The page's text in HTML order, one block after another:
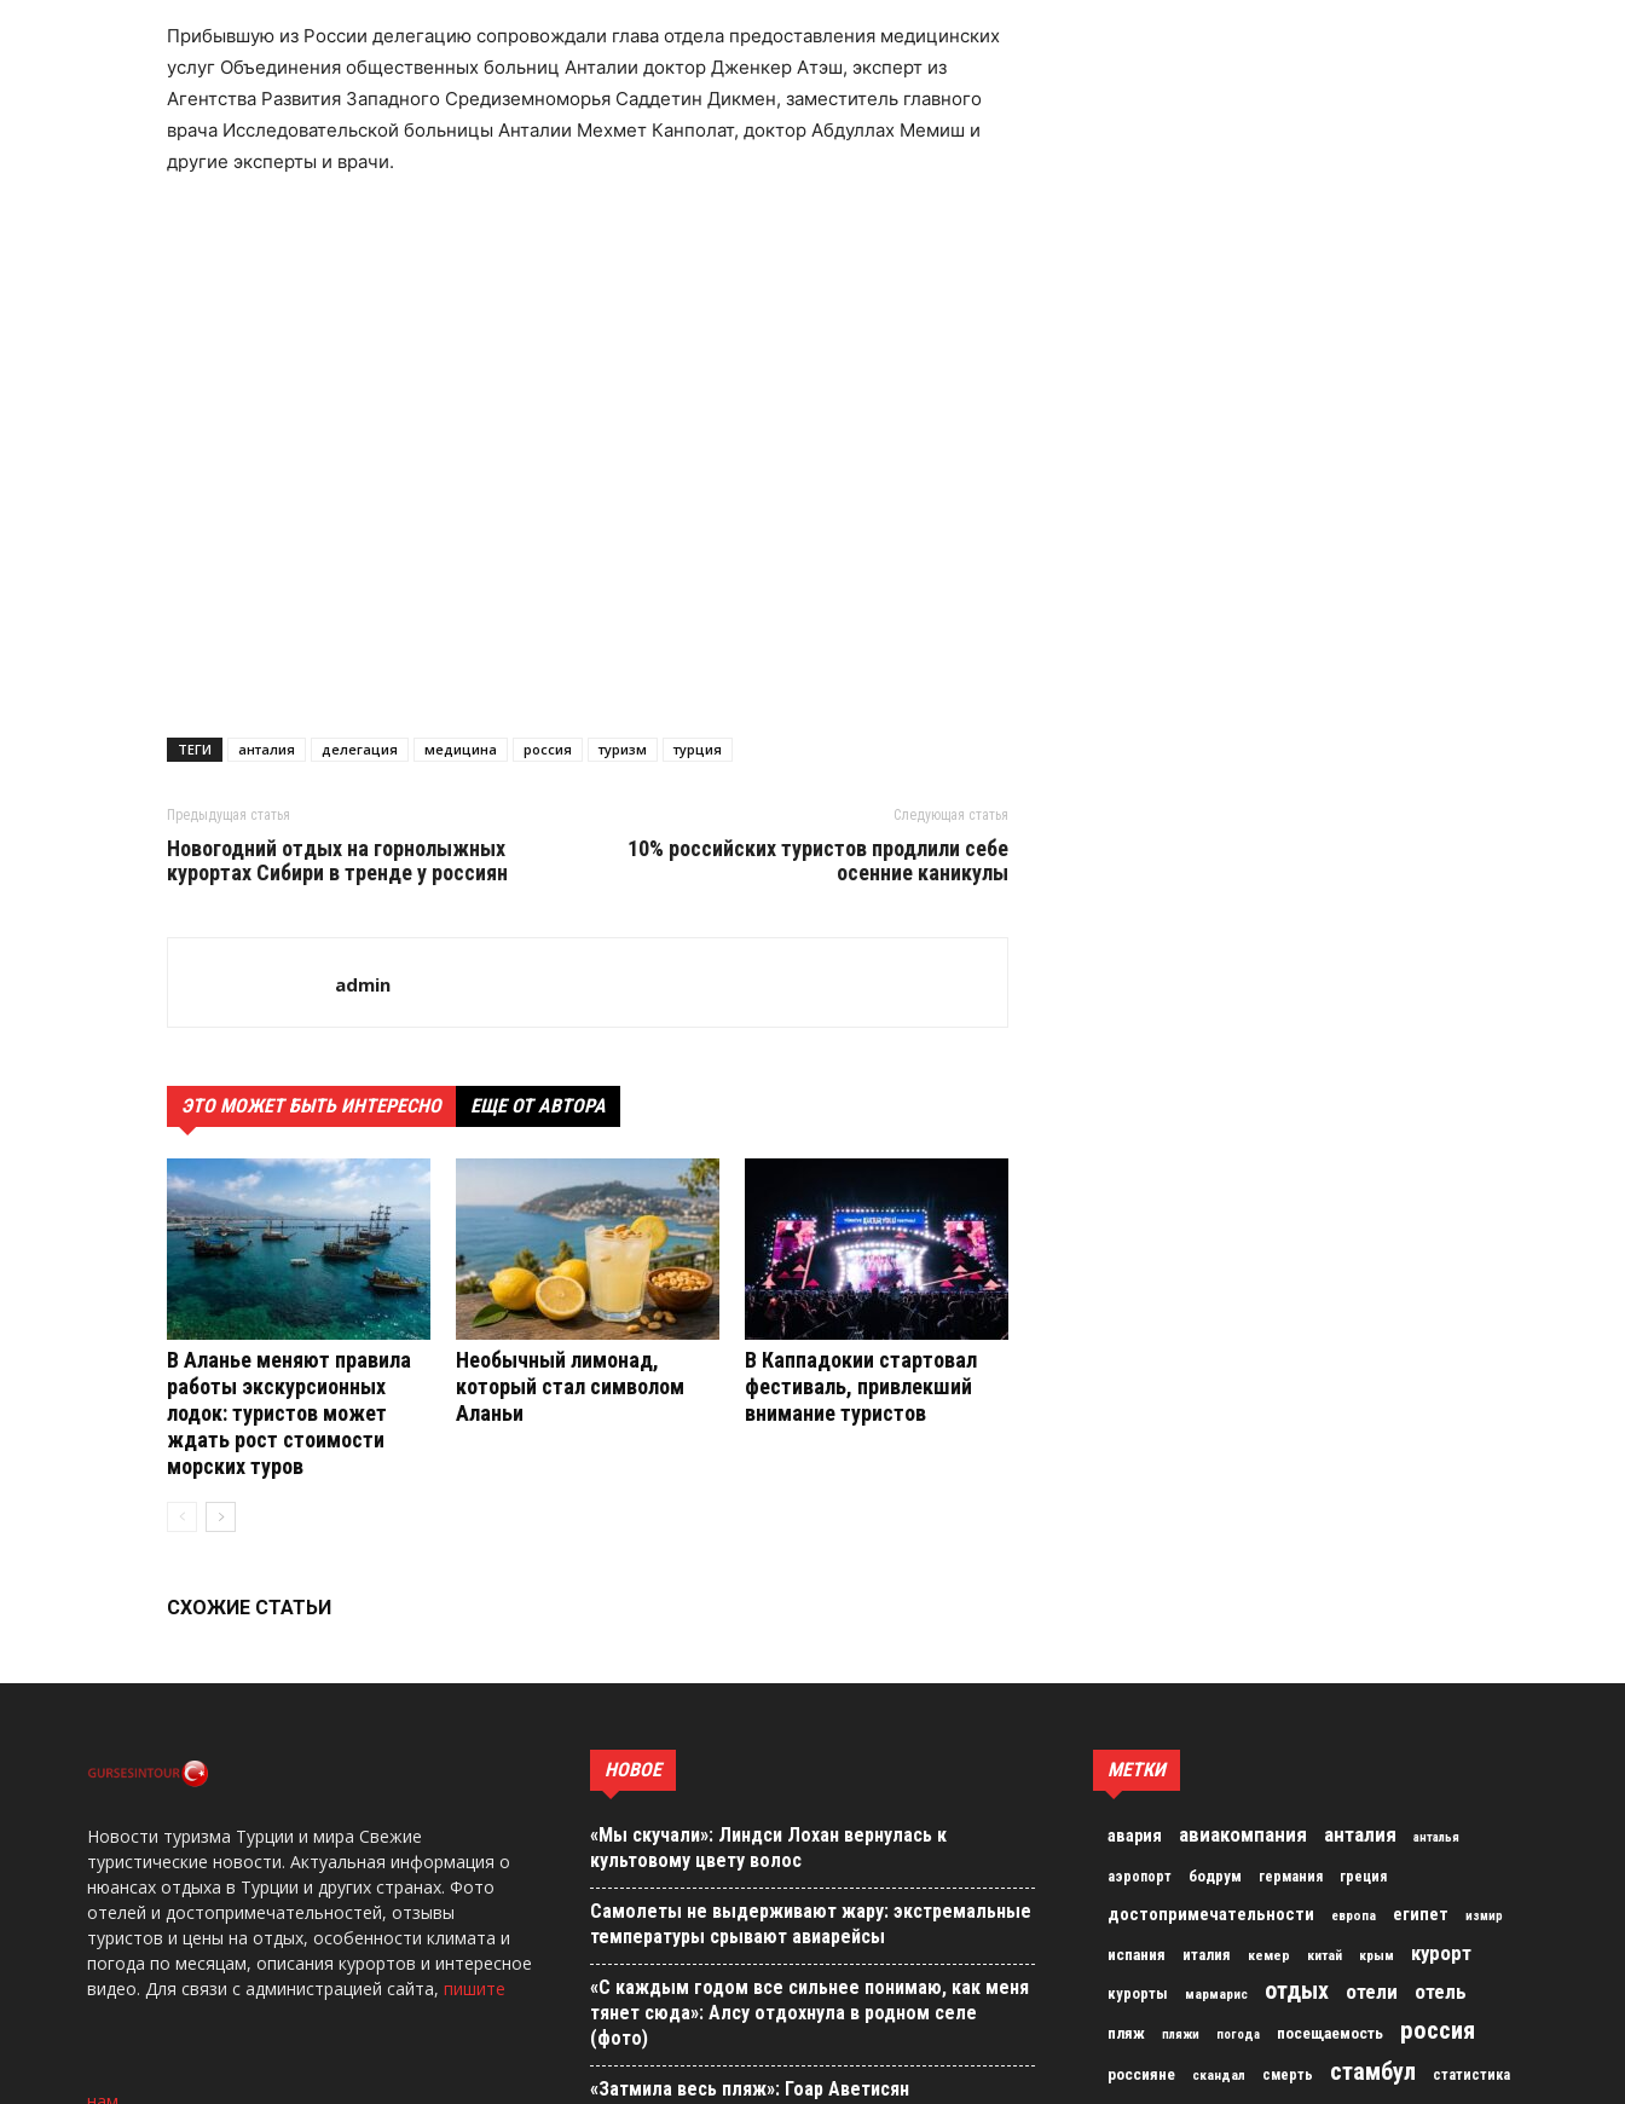
Прибывшую из России делегацию сопровождали глава отдела предоставления медицинских
услуг Объединения общественных больниц Анталии доктор Дженкер Атэш, эксперт из
Агентства Развития Западного Средиземноморья Саддетин Дикмен, заместитель главного
врача Исследовательской больницы Анталии Мехмет Канполат, доктор Абдуллах Мемиш и
другие эксперты и врачи.
ТЕГИ анталия делегация медицина россия туризм турция
Предыдущая статья
Новогодний отдых на горнолыжных
курортах Сибири в тренде у россиян
Следующая статья
10% российских туристов продлили себе
осенние каникулы
admin
ЭТО МОЖЕТ БЫТЬ ИНТЕРЕСНО ЕЩЕ ОТ АВТОРА
В Аланье меняют правила
работы экскурсионных
лодок: туристов может
ждать рост стоимости
морских туров
Необычный лимонад,
который стал символом
Аланьи
В Каппадокии стартовал
фестиваль, привлекший
внимание туристов
СХОЖИЕ СТАТЬИ
Новости туризма Турции и мира Свежие
туристические новости. Актуальная информация о
нюансах отдыха в Турции и других странах. Фото
отелей и достопримечательностей, отзывы
туристов и цены на отдых, особенности климата и
погода по месяцам, описания курортов и интересное
видео. Для связи с администрацией сайта, пишите
НОВОЕ
«Мы скучали»: Линдси Лохан вернулась к
культовому цвету волос
Самолеты не выдерживают жару: экстремальные
температуры срывают авиарейсы
«С каждым годом все сильнее понимаю, как меня
тянет сюда»: Алсу отдохнула в родном селе
(фото)
«Затмила весь пляж»: Гоар Аветисян
МЕТКИ
авария авиакомпания анталия анталья
аэропорт бодрум германия греция
достопримечательности европа египет измир
испания италия кемер китай крым курорт
курорты мармарис отдых отели отель
пляж пляжи погода посещаемость россия
россияне скандал смерть стамбул статистика